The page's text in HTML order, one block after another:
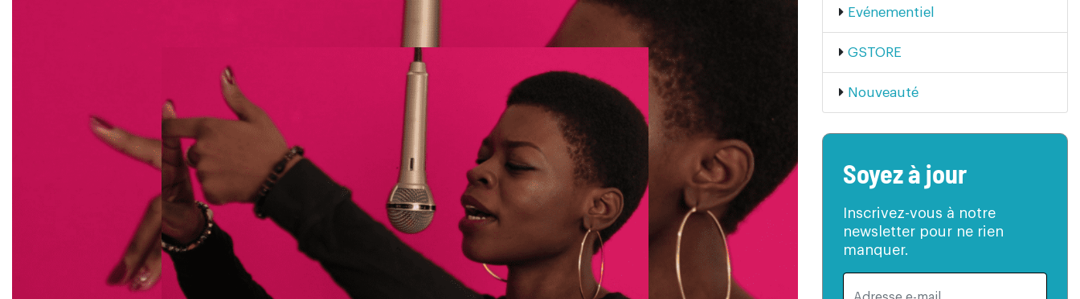
Evénementiel
GSTORE
Nouveauté
Soyez à jour
Inscrivez-vous à notre
newsletter pour ne rien
manquer.